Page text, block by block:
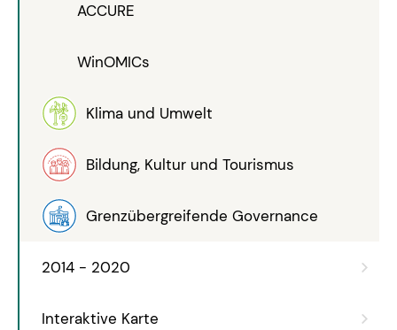
ACCURE
WinOMICs
Klima und Umwelt
Bildung, Kultur und Tourismus
Grenzübergreifende Governance
2014 - 2020
Interaktive Karte